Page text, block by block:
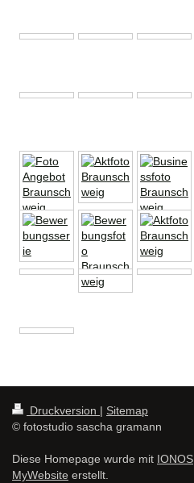
Druckversion | Sitemap
© fotostudio sascha gramann
Diese Homepage wurde mit IONOS
MyWebsite erstellt.